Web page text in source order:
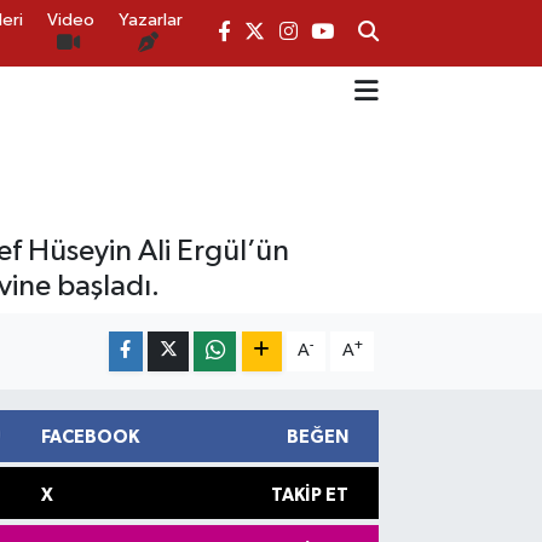
Video Yazarlar
Hüseyin Ali Ergül’ün
başladı.
A- A+
FACEBOOK BEĞEN
X TAKIP ET